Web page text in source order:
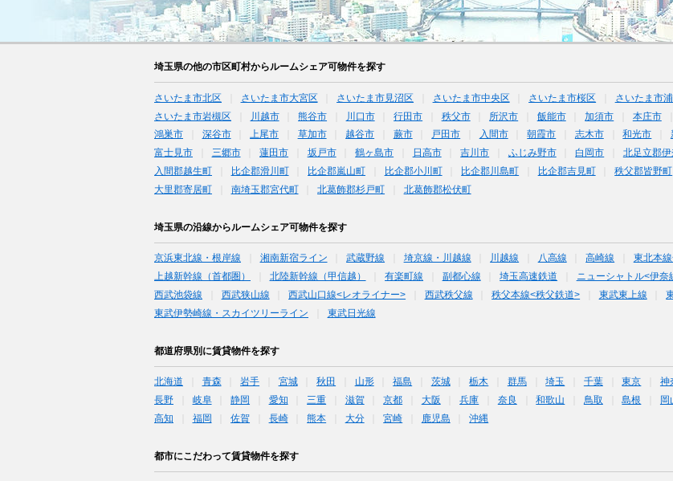
埼玉県の他の市区町村からルームシェア可物件を探す
さいたま市北区 さいたま市大宮区 さいたま市見沼区 さいたま市中央区 さいたま市桜区 さいたま市
さいたま市岩槻区
川越市 熊谷市 川口市 行田市 秩父市 所沢市 飯能市 加須市 本庄市
鴻巣市
深谷市 上尾市 草加市 越谷市 蕨市 戸田市 入間市 朝霞市 志木市 和光市
富士見市
三郷市 蓮田市 坂戸市 鶴ヶ島市 日高市 吉川市 ふじみ野市 白岡市 北足立郡伊
入間郡越生町
比企郡滑川町 比企郡嵐山町 比企郡小川町 比企郡川島町 比企郡吉見町 秩父郡皆野町
大里郡寄居町
南埼玉郡宮代町 北葛飾郡杉戸町 北葛飾郡松伏町
埼玉県の沿線からルームシェア可物件を探す
京浜東北線・根岸線 湘南新宿ライン 武蔵野線 埼京線・川越線 川越線 八高線 高崎線 東北本
上越新幹線（首都圏）
北陸新幹線（甲信越） 有楽町線 副都心線 埼玉高速鉄道 ニューシャトル<伊奈
西武池袋線
西武狭山線 西武山口線<レオライナー> 西武秩父線 秩父本線<秩父鉄道> 東武東上線
東武伊勢崎線・スカイツリーライン
東武日光線
都道府県別に賃貸物件を探す
北海道 青森 岩手 宮城 秋田 山形 福島 茨城 栃木 群馬 埼玉 千葉 東京 神
長野
岐阜 静岡 愛知 三重 滋賀 京都 大阪 兵庫 奈良 和歌山 鳥取 島根 岡
高知
福岡 佐賀 長崎 熊本 大分 宮崎 鹿児島 沖縄
都市にこだわって賃貸物件を探す